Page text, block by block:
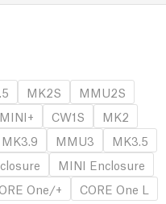
MK2S
MMU2S
MINI+ CW1S
MK2
MK3.9 MMU3
MK3.5
MINI Enclosure
One/+
CORE One L